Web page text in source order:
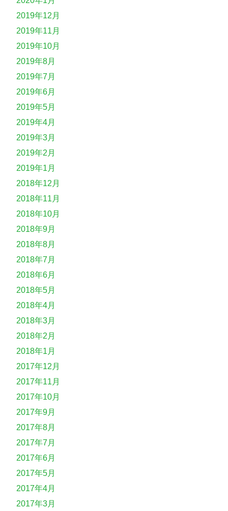
2019年12月
2019年11月
2019年10月
2019年8月
2019年7月
2019年6月
2019年5月
2019年4月
2019年3月
2019年2月
2019年1月
2018年12月
2018年11月
2018年10月
2018年9月
2018年8月
2018年7月
2018年6月
2018年5月
2018年4月
2018年3月
2018年2月
2018年1月
2017年12月
2017年11月
2017年10月
2017年9月
2017年8月
2017年7月
2017年6月
2017年5月
2017年4月
2017年3月